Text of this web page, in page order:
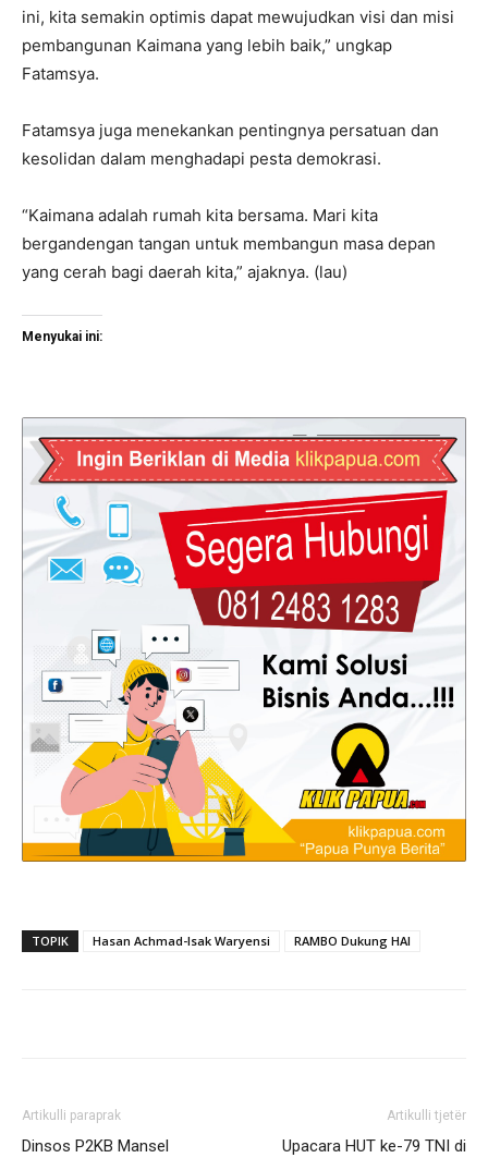
ini, kita semakin optimis dapat mewujudkan visi dan misi
pembangunan Kaimana yang lebih baik,” ungkap
Fatamsya.
Fatamsya juga menekankan pentingnya persatuan dan
kesolidan dalam menghadapi pesta demokrasi.
“Kaimana adalah rumah kita bersama. Mari kita
bergandengan tangan untuk membangun masa depan
yang cerah bagi daerah kita,” ajaknya. (lau)
Menyukai ini:
TOPIK Hasan Achmad-Isak Waryensi RAMBO Dukung HAI
Artikulli paraprak
Dinsos P2KB Mansel
Artikulli tjetër
Upacara HUT ke-79 TNI di